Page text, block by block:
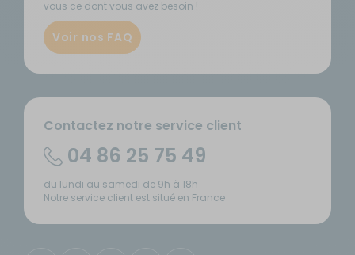
vous ce dont vous avez besoin !
Voir nos FAQ
Contactez notre service client
04 86 25 75 49
du lundi au samedi de 9h à 18h
Notre service client est situé en France